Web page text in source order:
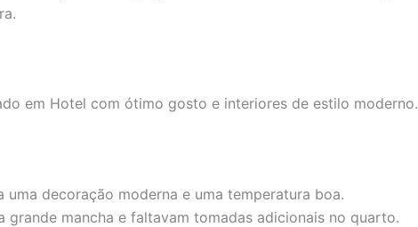
em Hotel com ótimo gosto e interiores de estilo moderno.
uma decoração moderna e uma temperatura boa.
grande mancha e faltavam tomadas adicionais no quarto.